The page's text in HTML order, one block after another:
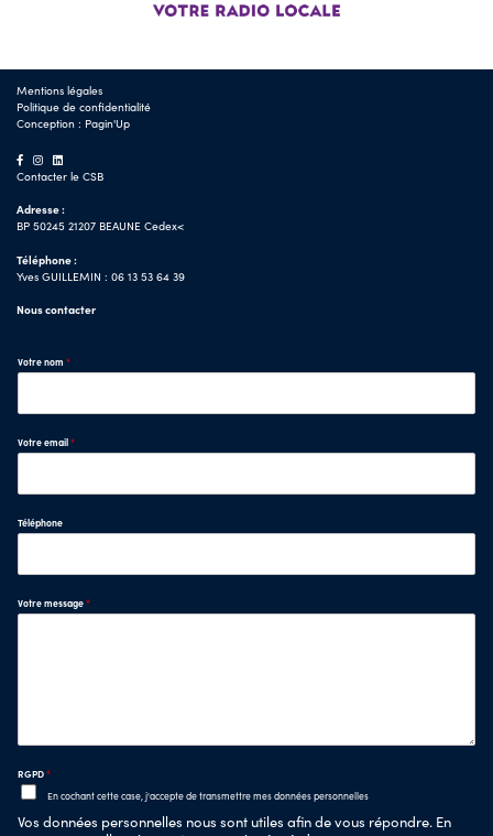
Mentions légales
Politique de confidentialité
Conception : Pagin'Up
Contacter le CSB
Adresse :
BP 50245 21207 BEAUNE Cedex<
Téléphone :
Yves GUILLEMIN : 06 13 53 64 39
Nous contacter
Votre nom *
Votre email*
Téléphone
Votre message*
RGPD*
En cochant cette case, j'accepte de transmettre mes données personnelles
Vos données personnelles nous sont utiles afin de vous répondre. En